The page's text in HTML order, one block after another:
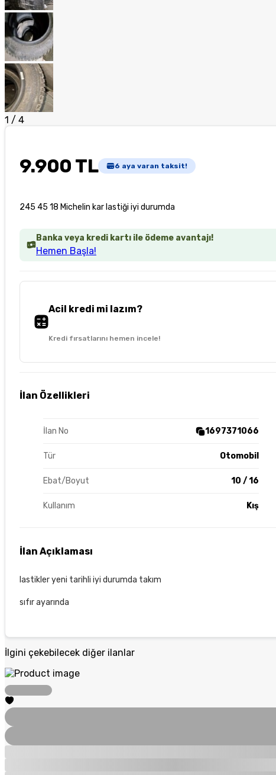
1 / 4
9.900 TL 6 aya varan taksit!
245 45 18 Michelin kar lastiği iyi durumda
Banka veya kredi kartı ile ödeme avantajı!
Hemen Başla!
Acil kredi mi lazım?
Kredi fırsatlarını hemen incele!
İlan Özellikleri
İlan No 1697371066
Tür Otomobil
Ebat/Boyut 10 / 16
Kullanım Kış
İlan Açıklaması
lastikler yeni tarihli iyi durumda takım
sıfır ayarında
İlgini çekebilecek diğer ilanlar